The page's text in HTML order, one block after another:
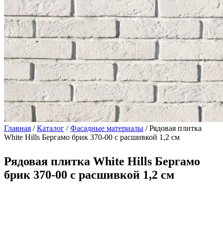
Главная /Каталог /Фасадные материалы / Рядовая плитка
White Hills Бергамо брик 370-00 с расшивкой 1,2 см
Рядовая плитка White Hills Бергамо
брик 370-00 с расшивкой 1,2 см